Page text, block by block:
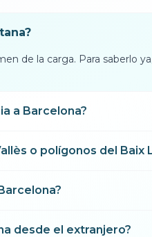
de la carga. Para saberlo
a Barcelona?
o polígonos del Baix
desde el extranjero?